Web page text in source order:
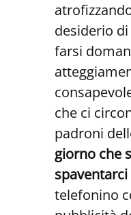
desiderio
farsi
che ci
padroni
giorno che
spaventarci
telefonino